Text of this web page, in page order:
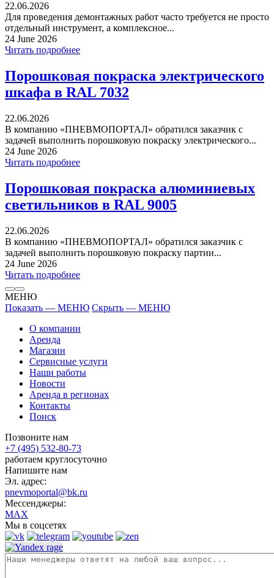
22.06.2026
Для проведения демонтажных работ часто требуется не просто
отдельный инструмент, а комплексное...
24 June 2026
Читать подробнее
Порошковая покраска электрического
шкафа в RAL 7032
22.06.2026
В компанию «ПНЕВМОПОРТАЛ» обратился заказчик с
задачей выполнить порошковую покраску электрического...
24 June 2026
Читать подробнее
Порошковая покраска алюминиевых
светильников в RAL 9005
22.06.2026
В компанию «ПНЕВМОПОРТАЛ» обратился заказчик с
задачей выполнить порошковую покраску партии...
24 June 2026
Читать подробнее
МЕНЮ
Показать — МЕНЮ Скрыть — МЕНЮ
О компании
Аренда
Магазин
Сервисные услуги
Наши работы
Новости
Аренда в регионах
Контакты
Поиск
Позвоните нам
+7 (495) 532-80-73
работаем круглосуточно
Напишите нам
Эл. адрес:
pnevmoportal@bk.ru
Мессенджеры:
MAX
Мы в соцсетях